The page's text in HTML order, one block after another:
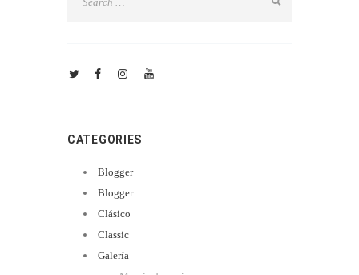
CATEGORIES
Blogger
Blogger
Clásico
Classic
Galería